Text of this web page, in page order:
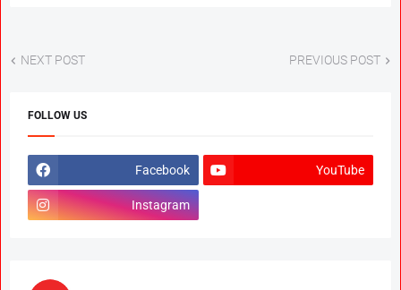
NEXT POST PREVIOUS POST
FOLLOW US
Facebook YouTube
Instagram